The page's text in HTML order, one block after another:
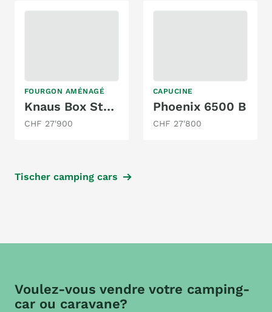
FOURGON AMÉNAGÉ
Knaus Box Star - 2 People
CHF 27'900
CAPUCINE
Phoenix 6500 B
CHF 27'800
Tischer camping cars
Voulez-vous vendre votre camping-
car ou caravane?